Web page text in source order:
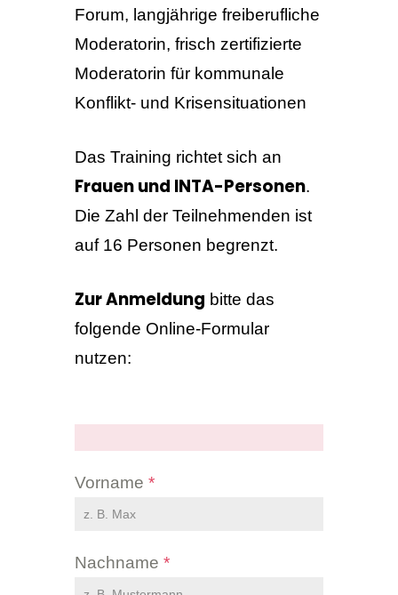
Forum, langjährige freiberufliche
Moderatorin, frisch zertifizierte
Moderatorin für kommunale
Konflikt- und Krisensituationen
Das Training richtet sich an
Frauen und INTA-Personen.
Die Zahl der Teilnehmenden ist
auf 16 Personen begrenzt.
Zur Anmeldung bitte das
folgende Online-Formular
nutzen:
Vorname *
Nachname *